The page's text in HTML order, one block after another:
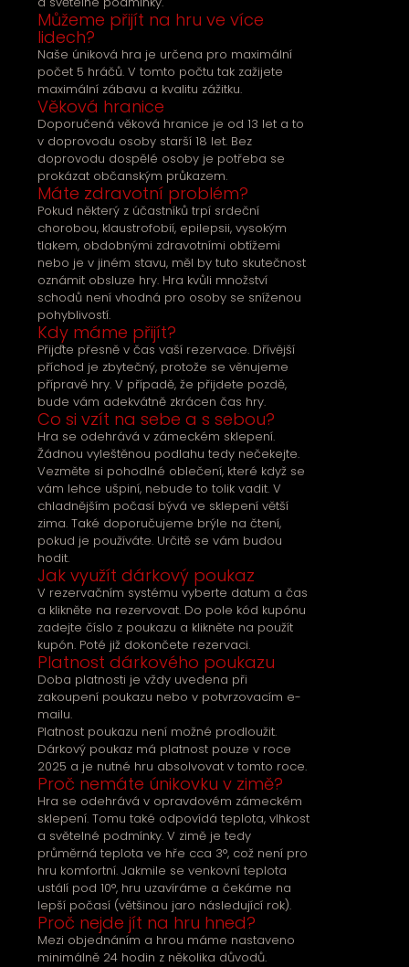
Můžeme přijít na hru ve více
lidech?
Naše úniková hra je určena pro maximální
počet 5 hráčů. V tomto počtu tak zažijete
maximální zábavu a kvalitu zážitku.
Věková hranice
Doporučená věková hranice je od 13 let a to
v doprovodu osoby starší 18 let. Bez
doprovodu dospělé osoby je potřeba se
prokázat občanským průkazem.
Máte zdravotní problém?
Pokud některý z účastníků trpí srdeční
chorobou, klaustrofobií, epilepsii, vysokým
tlakem, obdobnými zdravotními obtížemi
nebo je v jiném stavu, měl by tuto skutečnost
oznámit obsluze hry. Hra kvůli množství
schodů není vhodná pro osoby se sníženou
pohyblivostí.
Kdy máme přijít?
Přijďte přesně v čas vaší rezervace. Dřívější
příchod je zbytečný, protože se věnujeme
přípravě hry. V případě, že přijdete pozdě,
bude vám adekvátně zkrácen čas hry.
Co si vzít na sebe a s sebou?
Hra se odehrává v zámeckém sklepení.
Žádnou vyleštěnou podlahu tedy nečekejte.
Vezměte si pohodlné oblečení, které když se
vám lehce ušpiní, nebude to tolik vadit. V
chladnějším počasí bývá ve sklepení větší
zima. Také doporučujeme brýle na čtení,
pokud je používáte. Určitě se vám budou
hodit.
Jak využít dárkový poukaz
V rezervačním systému vyberte datum a čas
a klikněte na rezervovat. Do pole kód kupónu
zadejte číslo z poukazu a klikněte na použít
kupón. Poté již dokončete rezervaci.
Platnost dárkového poukazu
Doba platnosti je vždy uvedena při
zakoupení poukazu nebo v potvrzovacím e-
mailu.
Platnost poukazu není možné prodloužit.
Dárkový poukaz má platnost pouze v roce
2025 a je nutné hru absolvovat v tomto roce.
Proč nemáte únikovku v zimě?
Hra se odehrává v opravdovém zámeckém
sklepení. Tomu také odpovídá teplota, vlhkost
a světelné podmínky. V zimě je tedy
průměrná teplota ve hře cca 3°, což není pro
hru komfortní. Jakmile se venkovní teplota
ustálí pod 10°, hru uzavíráme a čekáme na
lepší počasí (většinou jaro následující rok).
Proč nejde jít na hru hned?
Mezi objednáním a hrou máme nastaveno
minimálně 24 hodin z několika důvodů.